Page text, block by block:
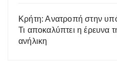
Κρήτη: Ανατροπή στην
Τι αποκαλύπτει η έρευνα
ανήλικη